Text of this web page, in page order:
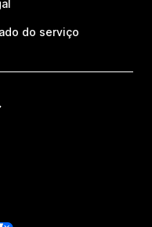
do serviço